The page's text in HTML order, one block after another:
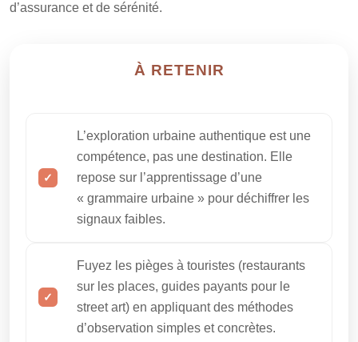
d’assurance et de sérénité.
À RETENIR
L’exploration urbaine authentique est une
compétence, pas une destination. Elle
repose sur l’apprentissage d’une
« grammaire urbaine » pour déchiffrer les
signaux faibles.
Fuyez les pièges à touristes (restaurants
sur les places, guides payants pour le
street art) en appliquant des méthodes
d’observation simples et concrètes.